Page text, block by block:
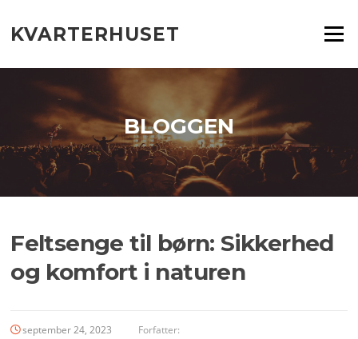
indhold
KVARTERHUSET Menu
BLOGGEN
Feltsenge til børn: Sikkerhed
og komfort i naturen
september 24, 2023 Forfatter: